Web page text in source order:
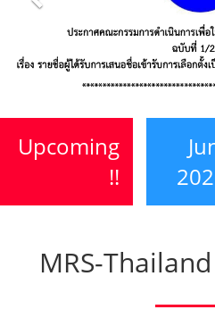
Upcoming
!!
ร่วมประชุมใหญ่สามัญประจำปี พ.
MRS-